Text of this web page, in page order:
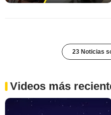
23 Noticias
Videos más